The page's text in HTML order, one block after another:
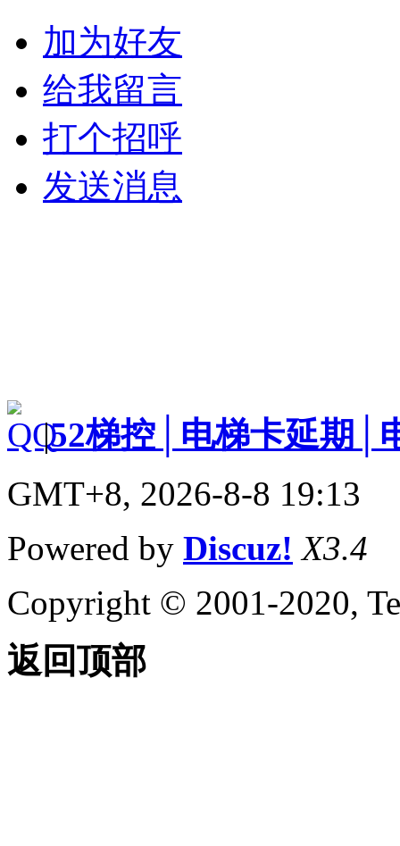
加为好友
给我留言
打个招呼
发送消息
|52梯控│电梯卡延期│
GMT+8, 2026-8-8 19:13
Powered by Discuz! X3.4
Copyright © 2001-2020,
返回顶部